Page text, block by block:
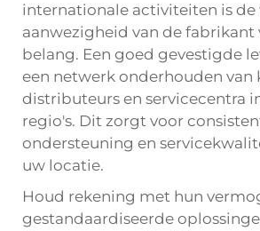
internationale activiteiten is
aanwezigheid van de fabrikant
belang. Een goed gevestigde
een netwerk onderhouden van
distributeurs en servicecentra
regio's. Dit zorgt voor
ondersteuning en
uw locatie.
Houd rekening met hun
gestandaardiseerde